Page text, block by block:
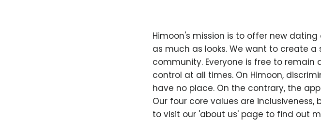
Himoon's mission is to offer new
as much as looks. We want to create
community. Everyone is free to remain
control at all times. On Himoon,
have no place. On the contrary, the
Our four core values are
to visit our 'about us' page to find out